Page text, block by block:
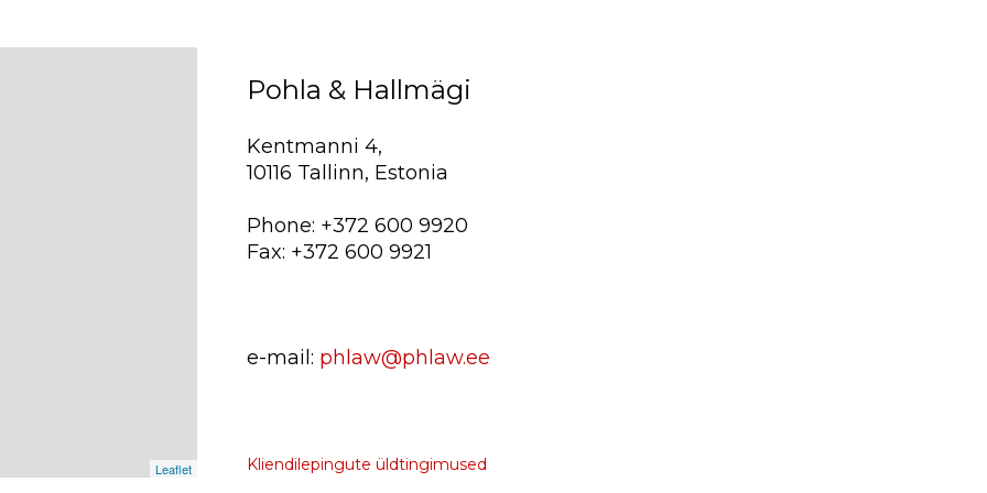
Leaflet
Pohla & Hallmägi
Kentmanni 4,
10116 Tallinn, Estonia
Phone: +372 600 9920
Fax: +372 600 9921
e-mail: phlaw@phlaw.ee
Kliendilepingute üldtingimused